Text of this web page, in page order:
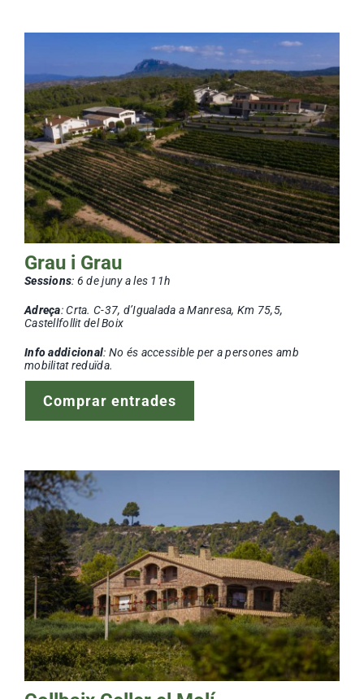
Grau i Grau
Sessions: 6 de juny a les 11h
Adreça: Crta. C-37, d’Igualada a Manresa, Km 75,5,
Castellfollit del Boix
Info addicional: No és accessible per a persones amb
mobilitat reduïda.
Comprar entrades